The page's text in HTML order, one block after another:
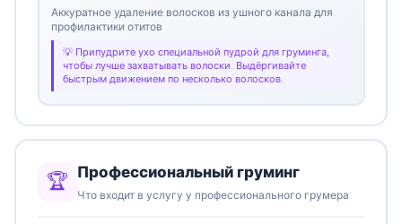
Аккуратное удаление волосков из ушного канала для
профилактики отитов
Припудрите ухо специальной пудрой для груминга,
чтобы лучше захватывать волоски. Выдёргивайте
быстрым движением по несколько волосков.
🏆 Профессиональный груминг
Что входит в услугу у профессионального грумера